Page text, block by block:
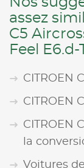
assez
C5
Feel E6.d-
CITROEN
CITROEN
CITROEN
la
Voitures